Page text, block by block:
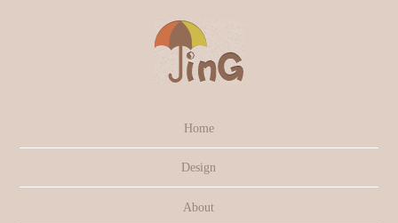
Home
Design
About